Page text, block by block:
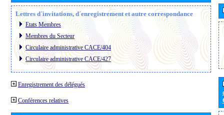
Lettres d´invitations, d´enregistrement et autre correspondance
Etats Membres
Membres du Secteur
Circulaire administrative CACE/404
Circulaire administrative CACE/427
Enregistrement des délégués
Conférences relatives